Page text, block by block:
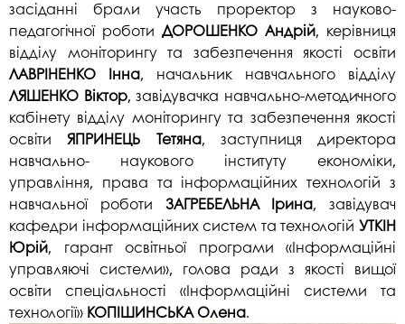
засіданні брали участь проректор з науково-
педагогічної роботи ДОРОШЕНКО Андрій, керівниця
відділу моніторингу та забезпечення якості освіти
ЛАВРІНЕНКО Інна, начальник навчального відділу
ЛЯШЕНКО Віктор, завідувачка навчально-методичного
кабінету відділу моніторингу та забезпечення якості
освітиЯПРИНЕЦЬ Тетяна, заступниця директора
навчально- наукового інституту економіки,
управління, права та інформаційних технологій з
навчальної роботи ЗАГРЕБЕЛЬНА Ірина, завідувач
кафедри інформаційних систем та технологій УТКІН
Юрій, гарант освітньої програми «Інформаційні
управляючі системи», голова ради з якості вищої
освіти спеціальності «Інформаційні системи та
технології» КОПІШИНСЬКА Олена.